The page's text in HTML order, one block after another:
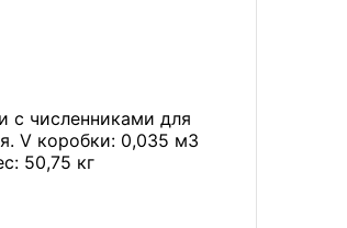
с численниками для
V коробки: 0,035 м3
50,75 кг